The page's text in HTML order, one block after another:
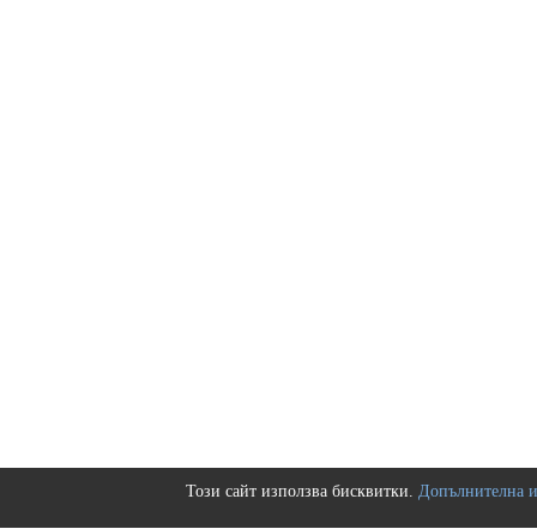
Този сайт използва бисквитки. Допълнителна